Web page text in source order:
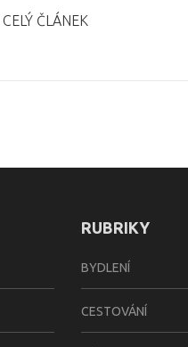
CELÝ ČLÁNEK
RUBRIKY
BYDLENÍ
CESTOVÁNÍ